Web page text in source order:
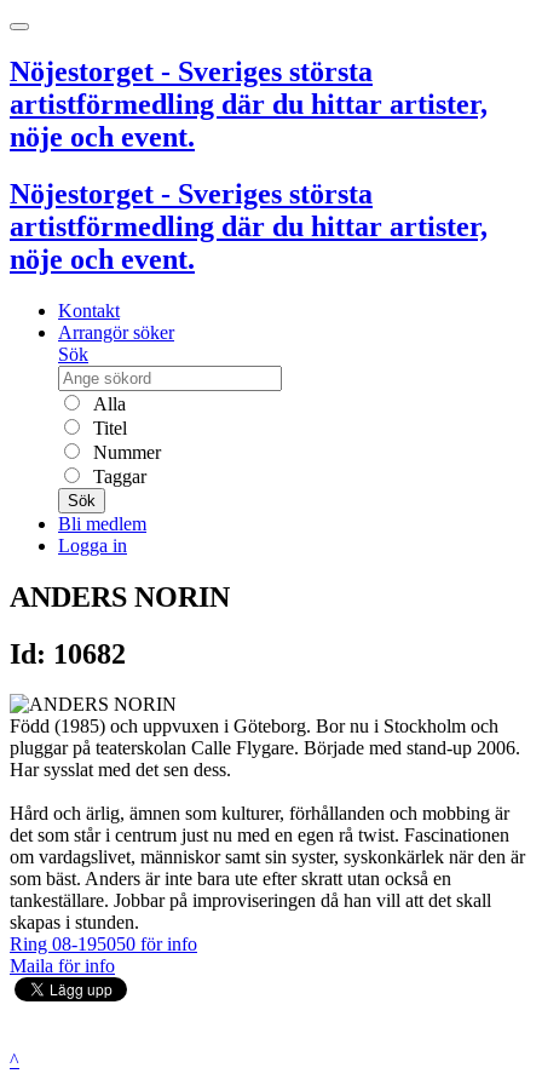
Nöjestorget - Sveriges största
artistförmedling där du hittar artister,
nöje och event.
Nöjestorget - Sveriges största
artistförmedling där du hittar artister,
nöje och event.
Kontakt
Arrangör söker
Sök
Alla
Titel
Nummer
Taggar
Sök
Bli medlem
Logga in
ANDERS NORIN
Id: 10682
Född (1985) och uppvuxen i Göteborg. Bor nu i Stockholm och
pluggar på teaterskolan Calle Flygare. Började med stand-up 2006.
Har sysslat med det sen dess.
Hård och ärlig, ämnen som kulturer, förhållanden och mobbing är
det som står i centrum just nu med en egen rå twist. Fascinationen
om vardagslivet, människor samt sin syster, syskonkärlek när den är
som bäst. Anders är inte bara ute efter skratt utan också en
tankeställare. Jobbar på improviseringen då han vill att det skall
skapas i stunden.
Ring 08-195050 för info
Maila för info
^